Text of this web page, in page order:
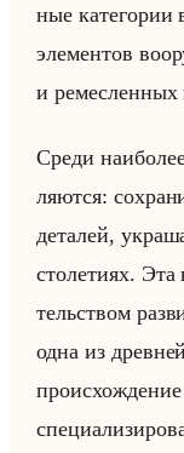
ные
эле­мен­тов
и ре­мес­лен­ных
Среди
ля­ют­ся:
де­та­лей,
сто­ле­ти­ях.
тельством
одна из